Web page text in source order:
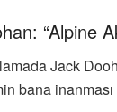
“Alpine
Jack
bana